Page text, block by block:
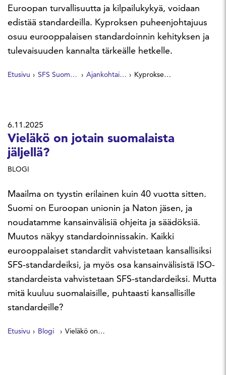
Euroopan turvallisuutta ja kilpailukykyä, voidaan
edistää standardeilla. Kyproksen puheenjohtajuus
osuu eurooppalaisen standardoinnin kehityksen ja
tulevaisuuden kannalta tärkeälle hetkelle.
Etusivu SFS Suomen Standardit Ajankohtaista Kyproksen EU-puheenjohtajakaudella huomio Euroopan strategisessa autonomiassa
6.11.2025
Vieläkö on jotain suomalaista
jäljellä?
BLOGI
Maailma on tyystin erilainen kuin 40 vuotta sitten.
Suomi on Euroopan unionin ja Naton jäsen, ja
noudatamme kansainvälisiä ohjeita ja säädöksiä.
Muutos näkyy standardoinnissakin. Kaikki
eurooppalaiset standardit vahvistetaan kansallisiksi
SFS-standardeiksi, ja myös osa kansainvälisistä ISO-
standardeista vahvistetaan SFS-standardeiksi. Mutta
mitä kuuluu suomalaisille, puhtaasti kansallisille
standardeille?
Etusivu Blogi Vieläkö on jotain suomalaista jäljellä?